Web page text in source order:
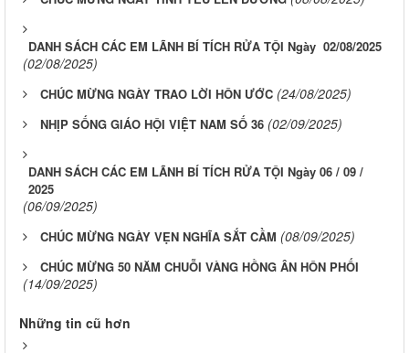
DANH SÁCH CÁC EM LÃNH BÍ TÍCH RỬA TỘI Ngày 02/08/2025
(02/08/2025)
CHÚC MỪNG NGÀY TRAO LỜI HÔN ƯỚC (24/08/2025)
NHỊP SỐNG GIÁO HỘI VIỆT NAM SỐ 36 (02/09/2025)
DANH SÁCH CÁC EM LÃNH BÍ TÍCH RỬA TỘI Ngày 06 / 09 /
2025
(06/09/2025)
CHÚC MỪNG NGÀY VẸN NGHĨA SẮT CẦM (08/09/2025)
CHÚC MỪNG 50 NĂM CHUỖI VÀNG HỒNG ÂN HÔN PHỐI
(14/09/2025)
Những tin cũ hơn